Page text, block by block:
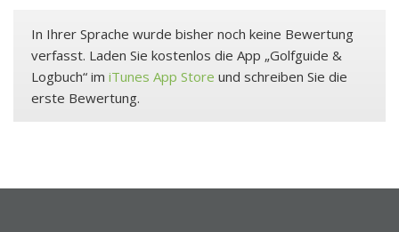
In Ihrer Sprache wurde bisher noch keine Bewertung
verfasst. Laden Sie kostenlos die App „Golfguide &
Logbuch“ im iTunes App Store und schreiben Sie die
erste Bewertung.